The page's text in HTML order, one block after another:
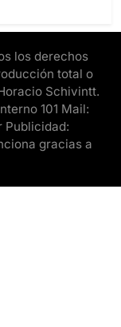
los derechos
total o
Schivintt.
101 Mail:
Publicidad:
gracias a